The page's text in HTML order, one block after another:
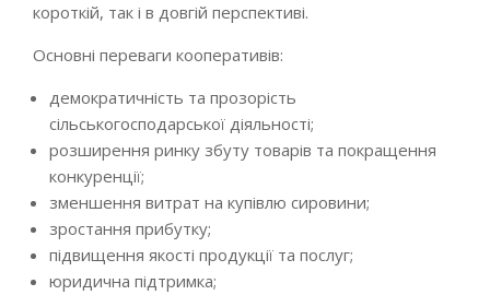
короткій, так і в довгій перспективі.
Основні переваги кооперативів:
демократичність та прозорість
сільськогосподарської діяльності;
розширення ринку збуту товарів та покращення
конкуренції;
зменшення витрат на купівлю сировини;
зростання прибутку;
підвищення якості продукції та послуг;
юридична підтримка;